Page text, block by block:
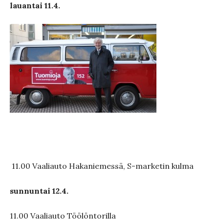
lauantai 11.4.
11.00 Vaaliauto Hakaniemessä, S-marketin kulma
sunnuntai 12.4.
11.00 Vaaliauto Töölöntorilla